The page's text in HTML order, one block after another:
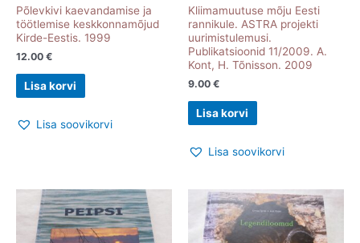
Põlevkivi kaevandamise ja
töötlemise keskkonnamõjud
Kirde-Eestis. 1999
12.00 €
Lisa korvi
Lisa soovikorvi
Kliimamuutuse mõju Eesti
rannikule. ASTRA projekti
uurimistulemusi.
Publikatsioonid 11/2009. A.
Kont, H. Tõnisson. 2009
9.00 €
Lisa korvi
Lisa soovikorvi